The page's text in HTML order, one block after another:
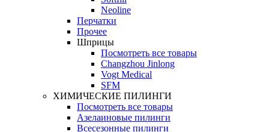
Neoline
Перчатки
Прочее
Шприцы
Посмотреть все товары
Changzhou Jinlong
Vogt Medical
SFM
ХИМИЧЕСКИЕ ПИЛИНГИ
Посмотреть все товары
Азелаиновые пилинги
Всесезонные пилинги